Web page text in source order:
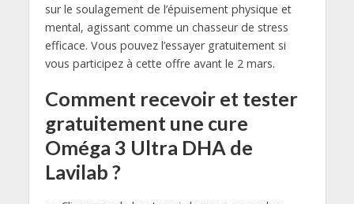
sur le soulagement de l’épuisement physique et
mental, agissant comme un chasseur de stress
efficace. Vous pouvez l’essayer gratuitement si
vous participez à cette offre avant le 2 mars.
Comment recevoir et tester
gratuitement une cure
Oméga 3 Ultra DHA de
Lavilab ?